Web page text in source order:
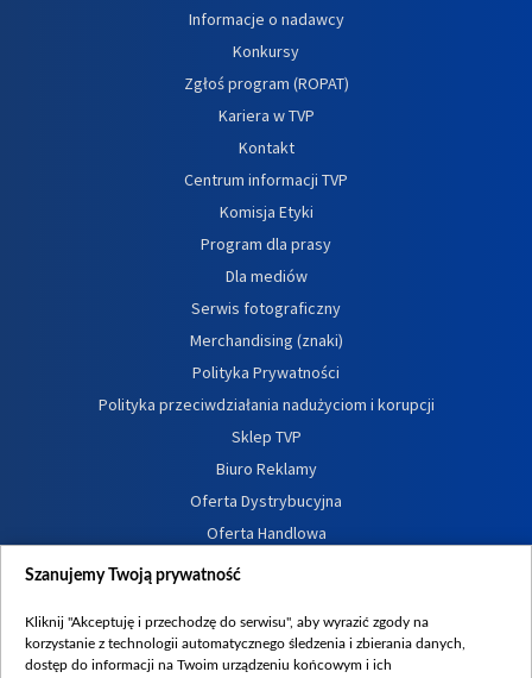
Informacje o nadawcy
Konkursy
Zgłoś program (ROPAT)
Kariera w TVP
Kontakt
Centrum informacji TVP
Komisja Etyki
Program dla prasy
Dla mediów
Serwis fotograficzny
Merchandising (znaki)
Polityka Prywatności
Polityka przeciwdziałania nadużyciom i korupcji
Sklep TVP
Biuro Reklamy
Oferta Dystrybucyjna
Oferta Handlowa
Dostępność
Procedura zgłoszeń wewnętrznych
Szanujemy Twoją prywatność
Kliknij "Akceptuję i przechodzę do serwisu", aby wyrazić zgody na
korzystanie z technologii automatycznego śledzenia i zbierania danych,
dostęp do informacji na Twoim urządzeniu końcowym i ich